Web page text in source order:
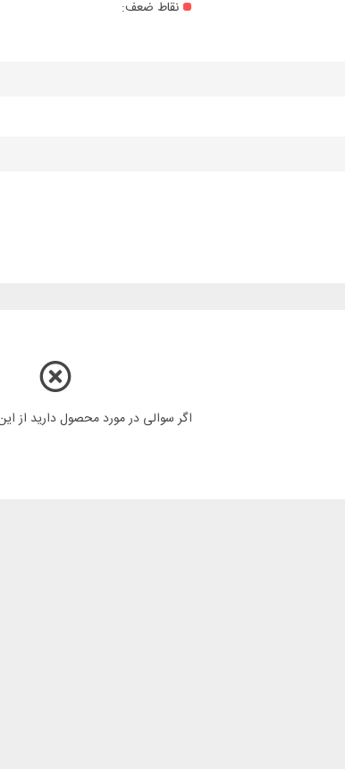
نقاط ضعف:
اگر سوالی در مورد محصول دارید از